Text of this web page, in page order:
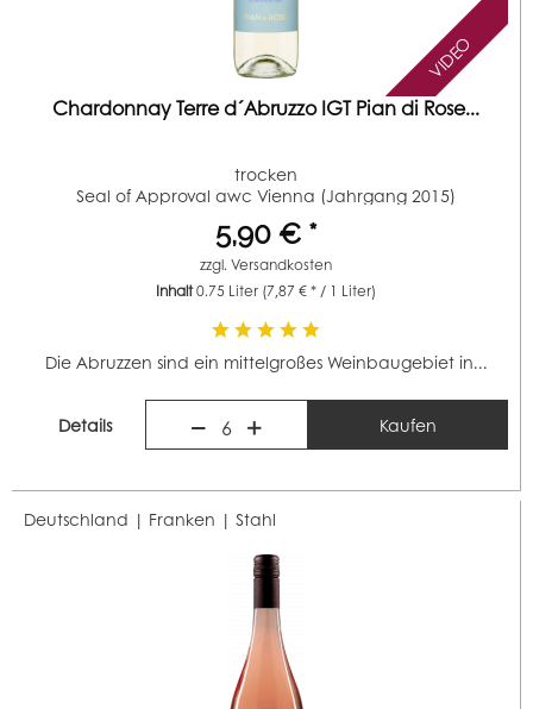
VIDEO
Chardonnay Terre d´Abruzzo IGT Pian di Rose...
trocken
Seal of Approval awc Vienna (Jahrgang 2015)
5,90 € *
zzgl.Versandkosten
Inhalt0.75 Liter (7,87 € * / 1 Liter)
Die Abruzzen sind ein mittelgroßes Weinbaugebiet in...
Details 6 Kaufen
Deutschland | Franken |Stahl